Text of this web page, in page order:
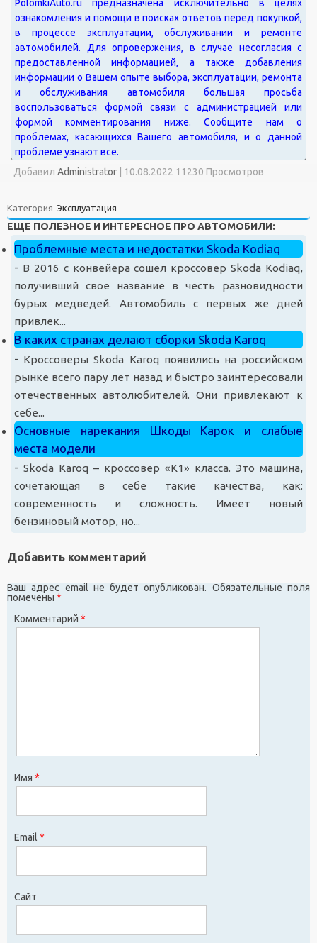
Добавил Administrator 10.08.2022 11230 Просмотров
Категория Эксплуатация
ЕЩЕ ПОЛЕЗНОЕ И ИНТЕРЕСНОЕ ПРО АВТОМОБИЛИ:
Проблемные места и недостатки Skoda Kodiaq
- В 2016 с конвейера сошел кроссовер Skoda Kodiaq,
получивший свое название в честь разновидности
бурых медведей. Автомобиль с первых же дней
привлек...
В каких странах делают сборки Skoda Karoq
- Кроссоверы Skoda Karoq появились на российском
рынке всего пару лет назад и быстро заинтересовали
отечественных автолюбителей. Они привлекают к
себе...
Основные нарекания Шкоды Карок и слабые
места модели
- Skoda Karoq – кроссовер «К1» класса. Это машина,
сочетающая в себе такие качества, как:
современность и сложность. Имеет новый
бензиновый мотор, но...
Добавить комментарий
Ваш адрес email не будет опубликован. Обязательные поля
помечены *
Комментарий *
Имя *
Email *
Сайт